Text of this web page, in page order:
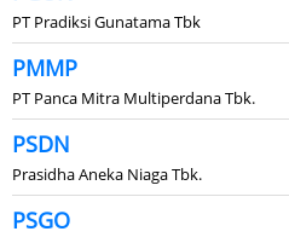
PT Pradiksi Gunatama Tbk
PMMP
PT Panca Mitra Multiperdana Tbk.
PSDN
Prasidha Aneka Niaga Tbk.
PSGO